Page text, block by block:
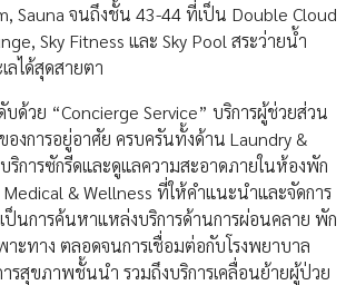
Sauna จนถึงชั้น 43-44 ที่เป็น Double Cloud
Sky Fitness และ Sky Pool สระว่ายน้ำ
ลได้สุดสายตา
บด้วย “Concierge Service” บริการผู้ช่วยส่วน
งการอยู่อาศัย ครบครันทั้งด้าน Laundry &
ริการซักรีดและดูแลความสะอาดภายในห้องพัก
& Wellness ที่ให้คำแนะนำและจัดการ
ป็นการค้นหาแหล่งบริการด้านการผ่อนคลาย พัก
ะทาง ตลอดจนการเชื่อมต่อกับโรงพยาบาล
ารสุขภาพชั้นนำ รวมถึงบริการเคลื่อนย้ายผู้ป่วย